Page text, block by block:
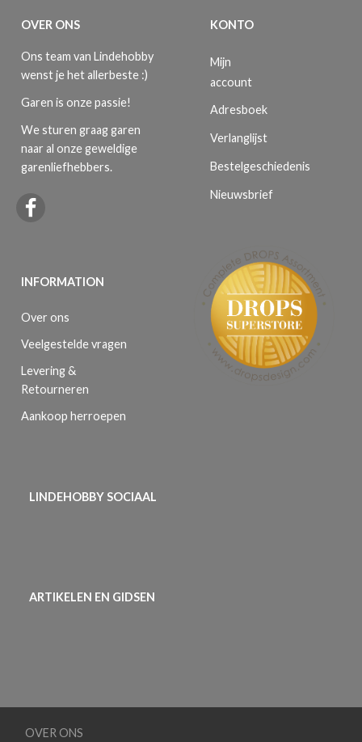
OVER ONS
Ons team van Lindehobby
wenst je het allerbeste :)
Garen is onze passie!
We sturen graag garen
naar al onze geweldige
garenliefhebbers.
INFORMATION
Over ons
Veelgestelde vragen
Levering &
Retourneren
Aankoop herroepen
KONTO
Mijn
account
Adresboek
Verlanglijst
Bestelgeschiedenis
Nieuwsbrief
LINDEHOBBY SOCIAAL
ARTIKELEN EN GIDSEN
OVER ONS